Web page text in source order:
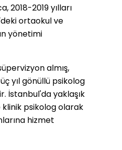
2018-2019 yılları
ortaokul ve
yönetimi
almış,
yıl gönüllü psikolog
İstanbul'da yaklaşık
klinik psikolog olarak
hizmet